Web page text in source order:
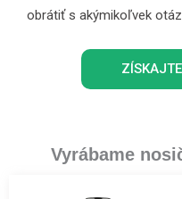
obrátiť s akýmikoľvek
Vyrábame